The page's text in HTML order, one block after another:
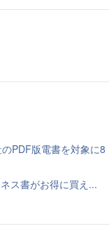
PDF版電書を対象に8
ス書がお得に買え...